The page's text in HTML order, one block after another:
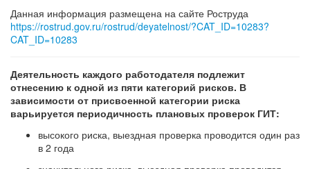
Данная информация размещена на сайте Роструда
https://rostrud.gov.ru/rostrud/deyatelnost/?CAT_ID=10283?
CAT_ID=10283
Деятельность каждого работодателя подлежит
отнесению к одной из пяти категорий рисков. В
зависимости от присвоенной категории риска
варьируется периодичность плановых проверок ГИТ:
высокого риска, выездная проверка проводится один раз
в 2 года